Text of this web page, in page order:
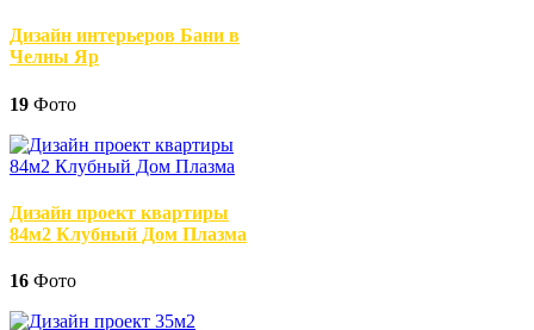
Дизайн интерьеров Бани в
Челны Яр
19 Фото
Дизайн проект квартиры
84м2 Клубный Дом Плазма
16 Фото